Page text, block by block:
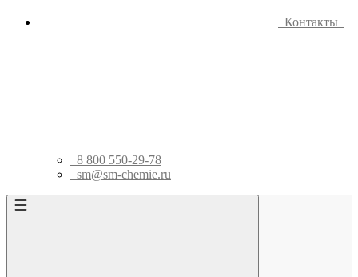
Контакты
8 800 550-29-78
sm@sm-chemie.ru